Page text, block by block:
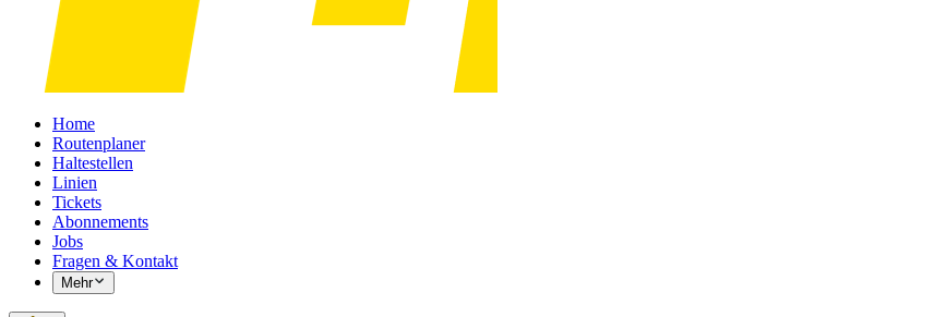
Home
Routenplaner
Haltestellen
Linien
Tickets
Abonnements
Jobs
Fragen & Kontakt
Mehr